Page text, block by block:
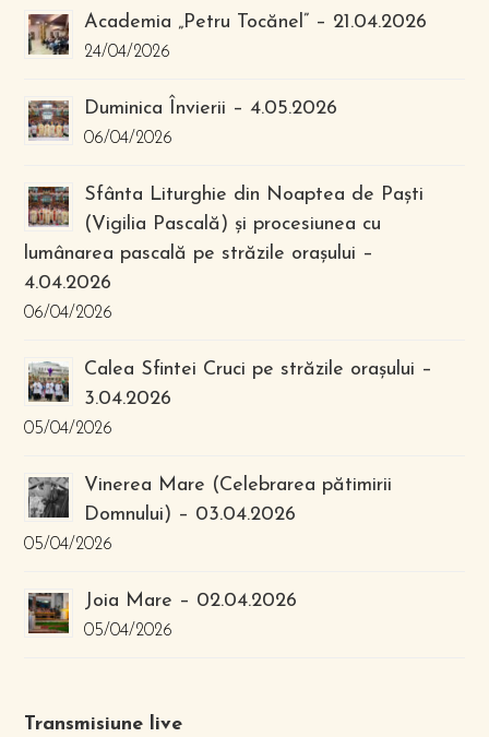
Academia „Petru Tocănel” – 21.04.2026
24/04/2026
Duminica Învierii – 4.05.2026
06/04/2026
Sfânta Liturghie din Noaptea de Paști
(Vigilia Pascală) și procesiunea cu
lumânarea pascală pe străzile orașului –
4.04.2026
06/04/2026
Calea Sfintei Cruci pe străzile orașului –
3.04.2026
05/04/2026
Vinerea Mare (Celebrarea pătimirii
Domnului) – 03.04.2026
05/04/2026
Joia Mare – 02.04.2026
05/04/2026
Transmisiune live